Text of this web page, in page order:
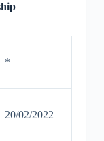
*
20/02/2022